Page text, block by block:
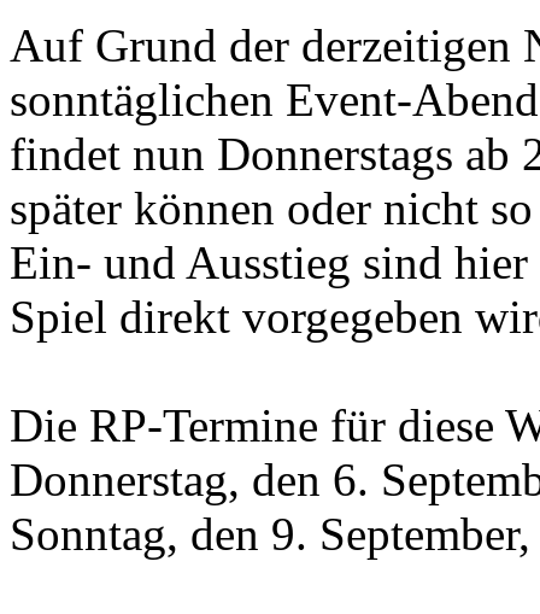
Auf Grund der derzeitigen
sonntäglichen Event-
findet nun Donnerstags ab
später können oder nicht
Ein- und Ausstieg sind
Spiel direkt vorgegeben
Die RP-Termine für diese
Donnerstag, den 6.
Sonntag, den 9.